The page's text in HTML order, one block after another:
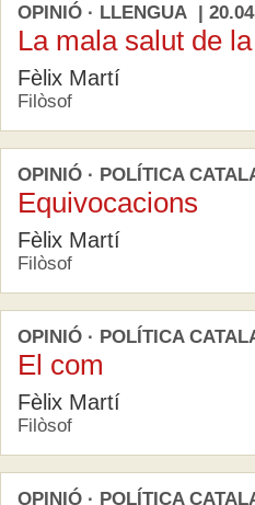
OPINIÓ · LLENGUA |
La mala salut de
Fèlix Martí
Filòsof
OPINIÓ · POLÍTICA
Equivocacions
Fèlix Martí
Filòsof
OPINIÓ · POLÍTICA
El com
Fèlix Martí
Filòsof
OPINIÓ · POLÍTICA